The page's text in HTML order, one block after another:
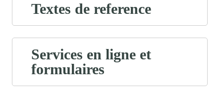
Textes de reference
Services en ligne et
formulaires